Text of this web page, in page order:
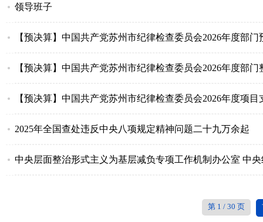
领导班子
【预决算】中国共产党苏州市纪律检查委员会2026年度部门
【预决算】中国共产党苏州市纪律检查委员会2026年度部
【预决算】中国共产党苏州市纪律检查委员会2026年度项目
2025年全国查处违反中央八项规定精神问题二十九万余起
中央层面整治形式主义为基层减负专项工作机制办公室 中
第 1 / 30 页